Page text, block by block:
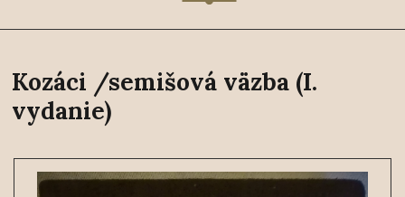
Kozáci /semišová väzba (I.
vydanie)